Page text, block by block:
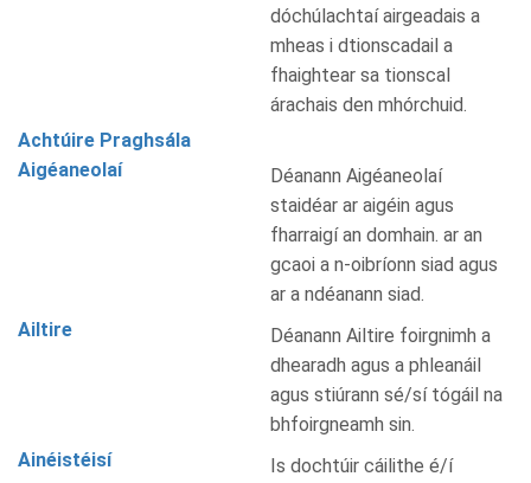
dóchúlachtaí airgeadais a
mheas i dtionscadail a
fhaightear sa tionscal
árachais den mhórchuid.
Achtúire Praghsála
Aigéaneolaí
Déanann Aigéaneolaí
staidéar ar aigéin agus
fharraigí an domhain. ar an
gcaoi a n-oibríonn siad agus
ar a ndéanann siad.
Ailtire
Déanann Ailtire foirgnimh a
dhearadh agus a phleanáil
agus stiúrann sé/sí tógáil na
bhfoirgneamh sin.
Ainéistéisí
Is dochtúir cáilithe é/í